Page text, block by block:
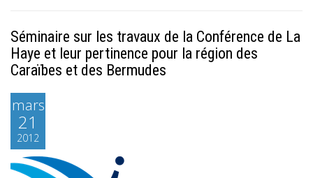
Séminaire sur les travaux de la Conférence de La
Haye et leur pertinence pour la région des
Caraïbes et des Bermudes
mars
21
2012